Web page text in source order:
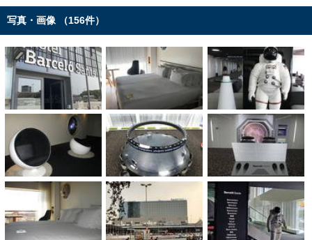
写真・画像 （156件）